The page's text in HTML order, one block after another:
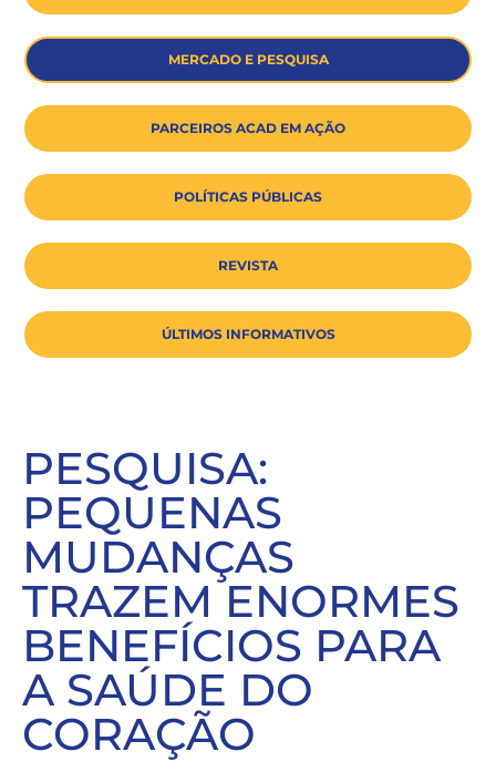
MERCADO E PESQUISA
PARCEIROS ACAD EM AÇÃO
POLÍTICAS PÚBLICAS
REVISTA
ÚLTIMOS INFORMATIVOS
PESQUISA:
PEQUENAS
MUDANÇAS
TRAZEM ENORMES
BENEFÍCIOS PARA
A SAÚDE DO
CORAÇÃO